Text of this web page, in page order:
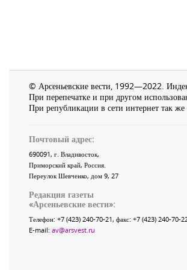
© Арсеньевские вести, 1992—2022.
При перепечатке и при другом
При републикации в сети интернет так же
Почтовый адрес:
690091, г. Владивосток,
Приморский край, Россия.
Переулок Шевченко, дом 9, 27
Редакция газеты
«Арсеньевские вести»:
Телефон: +7 (423) 240-70-21, факс: +7 (423) 240-70-
E-mail: av@arsvest.ru